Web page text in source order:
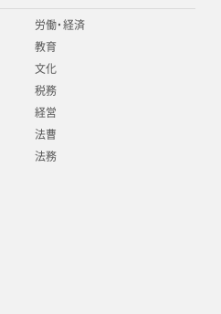
労働・経済
教育
文化
税務
経営
法曹
法務